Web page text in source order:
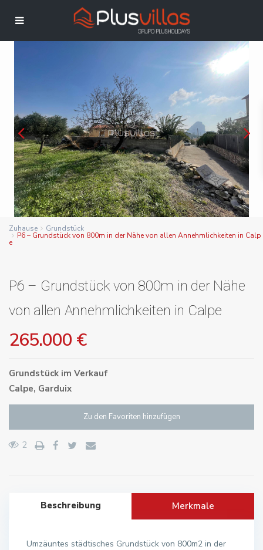
Zuhause Grundstück
P6 – Grundstück von 800m in der Nähe von allen Annehmlichkeiten in Calp
e
P6 – Grundstück von 800m in der Nähe
von allen Annehmlichkeiten in Calpe
265.000 €
Grundstück im Verkauf
Calpe, Garduix
Zu den Favoriten hinzufügen
2
Beschreibung Merkmale
Umzäuntes städtisches Grundstück von 800m2 in der